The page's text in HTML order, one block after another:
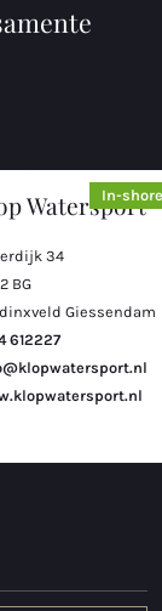
Watersport
34
BG
Giessendam
612227
In-